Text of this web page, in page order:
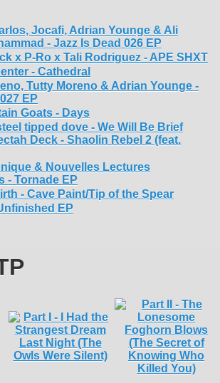
Jocafi, Adrian Younge & Ali
- Jazz Is Dead 026 EP
x P-Ro x Tali Rodriguez - APE SHXT
- Cathedral
Tutty Moreno & Adrian Younge -
EP
Goats - Days
tipped dove - We Will Be Brief
Deck - Shaolin Rebel 2 (feat.
& Nouvelles Lectures
- Tornade EP
- Cave Paint/Tip of the Spear
EP